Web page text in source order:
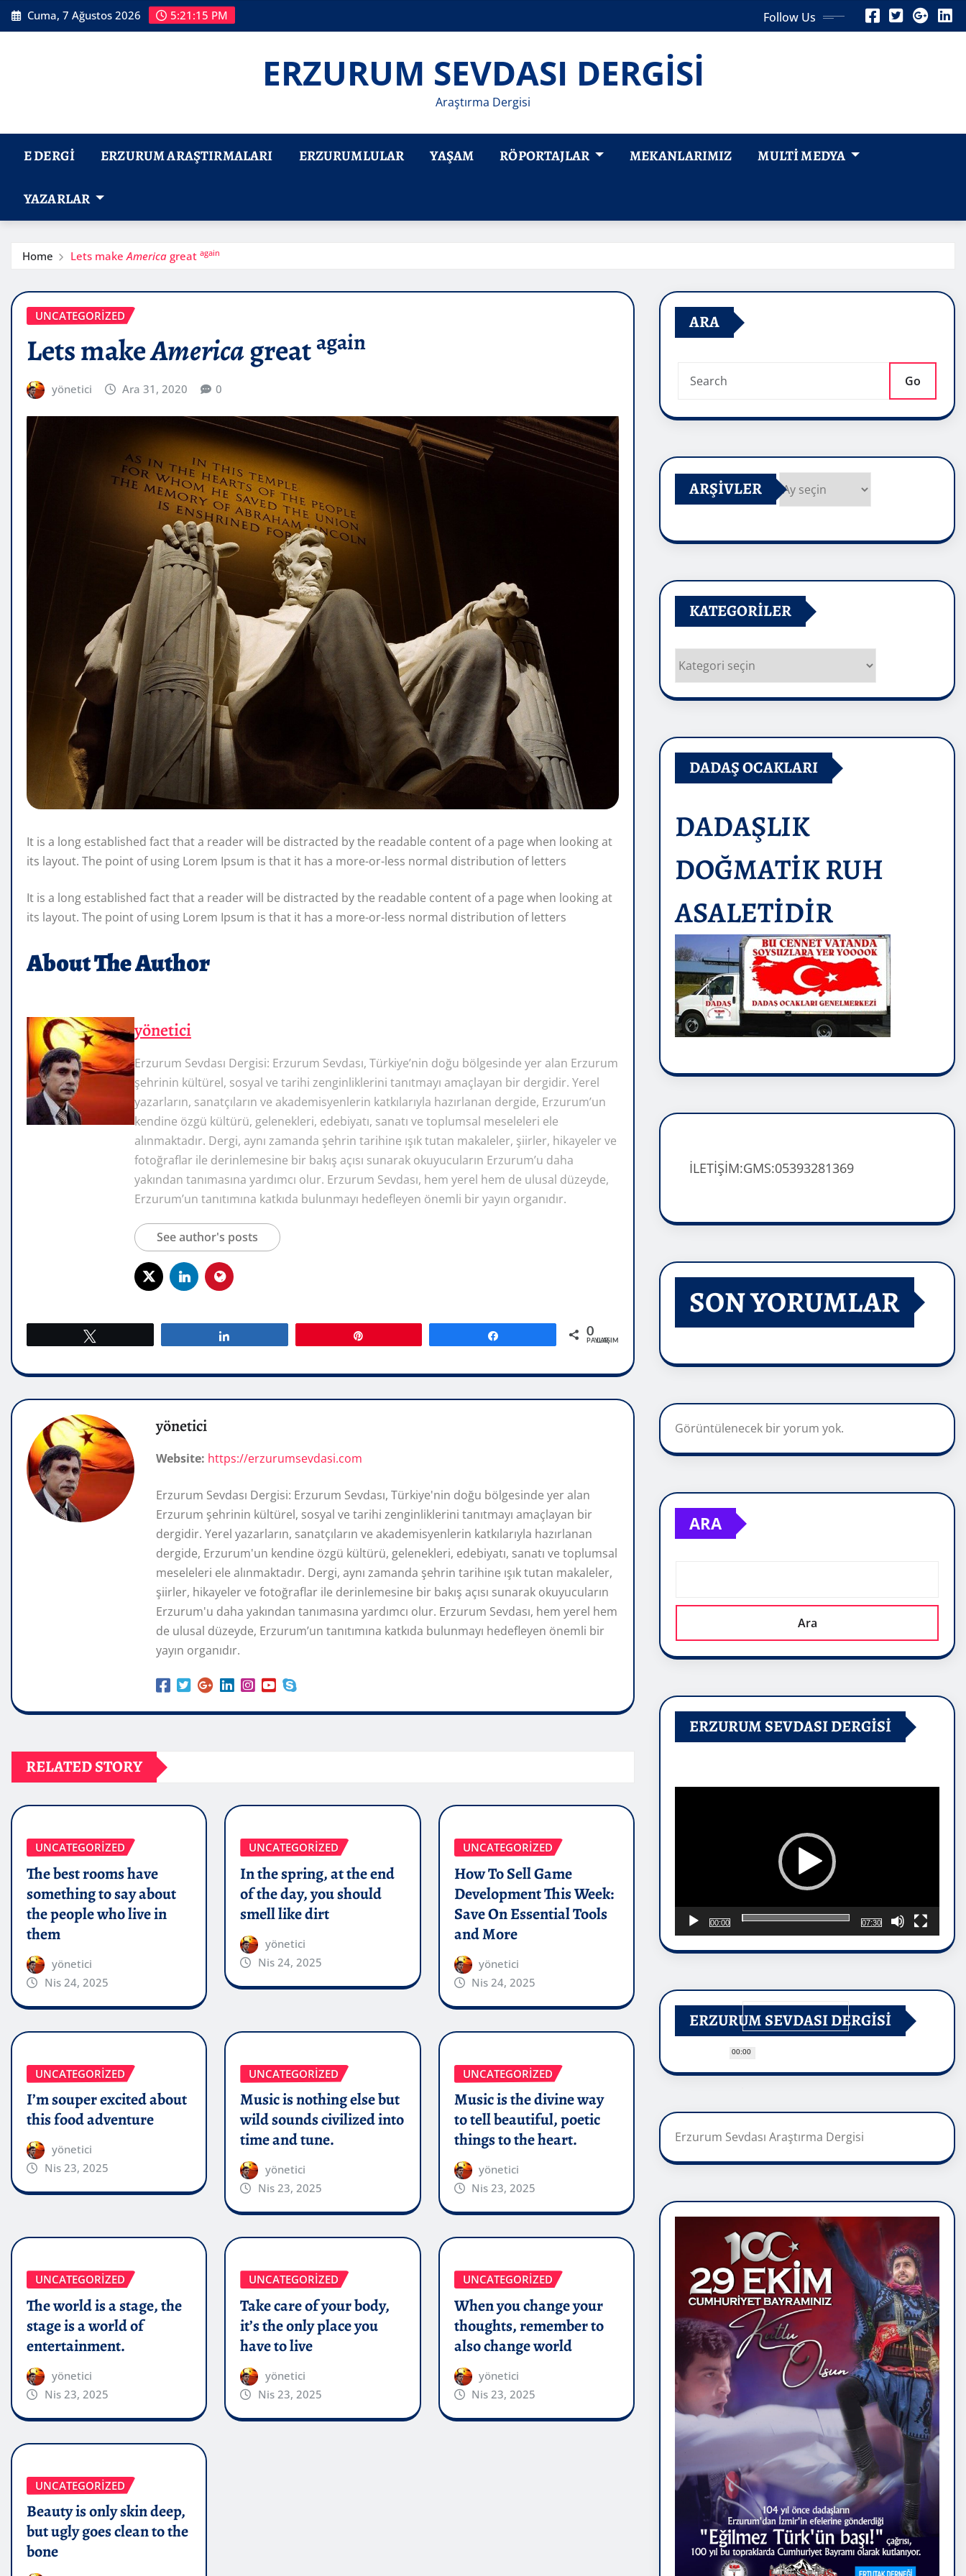
Skip
to
Cuma, 7 Ağustos 2026 5:21:17 PM Follow Us
ERZURUM SEVDASI DERGİSİ
Araştırma Dergisi
E DERGI ERZURUM ARAŞTIRMALARI ERZURUMLULAR YAŞAM RÖPORTAJLAR MEKANLARIMIZ MULTI MEDYA
YAZARLAR
Home Lets makeAmericagreat again
UNCATEGORIZED
Lets makeAmericagreatagain
yönetici Ara 31, 2020 0
It is a long established fact that a reader will be distracted by the readable content of a page when looking at
its layout. The point of using Lorem Ipsum is that it has a more-or-less normal distribution of letters
It is a long established fact that a reader will be distracted by the readable content of a page when looking at
its layout. The point of using Lorem Ipsum is that it has a more-or-less normal distribution of letters
About The Author
yönetici
Erzurum Sevdası Dergisi: Erzurum Sevdası, Türkiye’nin doğu bölgesinde yer alan Erzurum
şehrinin kültürel, sosyal ve tarihi zenginliklerini tanıtmayı amaçlayan bir dergidir. Yerel
yazarların, sanatçıların ve akademisyenlerin katkılarıyla hazırlanan dergide, Erzurum’un
kendine özgü kültürü, gelenekleri, edebiyatı, sanatı ve toplumsal meseleleri ele
alınmaktadır. Dergi, aynı zamanda şehrin tarihine ışık tutan makaleler, şiirler, hikayeler ve
fotoğraflar ile derinlemesine bir bakış açısı sunarak okuyucuların Erzurum’u daha
yakından tanımasına yardımcı olur. Erzurum Sevdası, hem yerel hem de ulusal düzeyde,
Erzurum’un tanıtımına katkıda bulunmayı hedefleyen önemli bir yayın organıdır.
See author's posts
0
PAYLAŞIMLAR
yönetici
Website: https://erzurumsevdasi.com
Erzurum Sevdası Dergisi: Erzurum Sevdası, Türkiye'nin doğu bölgesinde yer alan
Erzurum şehrinin kültürel, sosyal ve tarihi zenginliklerini tanıtmayı amaçlayan bir
dergidir. Yerel yazarların, sanatçıların ve akademisyenlerin katkılarıyla hazırlanan
dergide, Erzurum'un kendine özgü kültürü, gelenekleri, edebiyatı, sanatı ve toplumsal
meseleleri ele alınmaktadır. Dergi, aynı zamanda şehrin tarihine ışık tutan makaleler,
şiirler, hikayeler ve fotoğraflar ile derinlemesine bir bakış açısı sunarak okuyucuların
Erzurum'u daha yakından tanımasına yardımcı olur. Erzurum Sevdası, hem yerel hem
de ulusal düzeyde, Erzurum’un tanıtımına katkıda bulunmayı hedefleyen önemli bir
yayın organıdır.
RELATED STORY
UNCATEGORIZED
The best rooms have
something to say about
the people who live in
them
yönetici
Nis 24, 2025
UNCATEGORIZED
In the spring, at the end
of the day, you should
smell like dirt
yönetici
Nis 24, 2025
UNCATEGORIZED
How To Sell Game
Development This Week:
Save On Essential Tools
and More
yönetici
Nis 24, 2025
UNCATEGORIZED
I’m souper excited about
this food adventure
yönetici
Nis 23, 2025
UNCATEGORIZED
Music is nothing else but
wild sounds civilized into
time and tune.
yönetici
Nis 23, 2025
UNCATEGORIZED
Music is the divine way
to tell beautiful, poetic
things to the heart.
yönetici
Nis 23, 2025
UNCATEGORIZED
The world is a stage, the
stage is a world of
entertainment.
yönetici
Nis 23, 2025
UNCATEGORIZED
Take care of your body,
it’s the only place you
have to live
yönetici
Nis 23, 2025
UNCATEGORIZED
When you change your
thoughts, remember to
also change world
yönetici
Nis 23, 2025
UNCATEGORIZED
Beauty is only skin deep,
but ugly goes clean to the
bone
ARA
Go
ARŞIVLER
KATEGORILER
Kategoriler
DADAŞ OCAKLARI
DADAŞLIK
DOĞMATİK RUH
ASALETİDİR
İLETİŞİM:GMS:05393281369
SON YORUMLAR
Görüntülenecek bir yorum yok.
ARA
Ara
ERZURUM SEVDASI DERGİSİ
00:00
00:00
07:30
ERZURUM SEVDASI DERGİSİ
Erzurum Sevdası Araştırma Dergisi